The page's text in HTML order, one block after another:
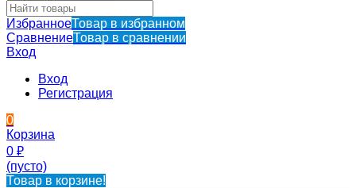
ИзбранноеТовар в избранном
СравнениеТовар в сравнении
Вход
Вход
Регистрация
0
Корзина
0 ₽
(пусто)
Товар в корзине!